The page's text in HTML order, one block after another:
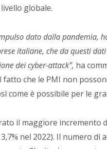
globale.
dato dalla pandemia,
italiane, che da questi
dei cyber-attack”, ha
che le PMI non
come è possibile per le
il maggiore incremento
nel 2022). Il numero di